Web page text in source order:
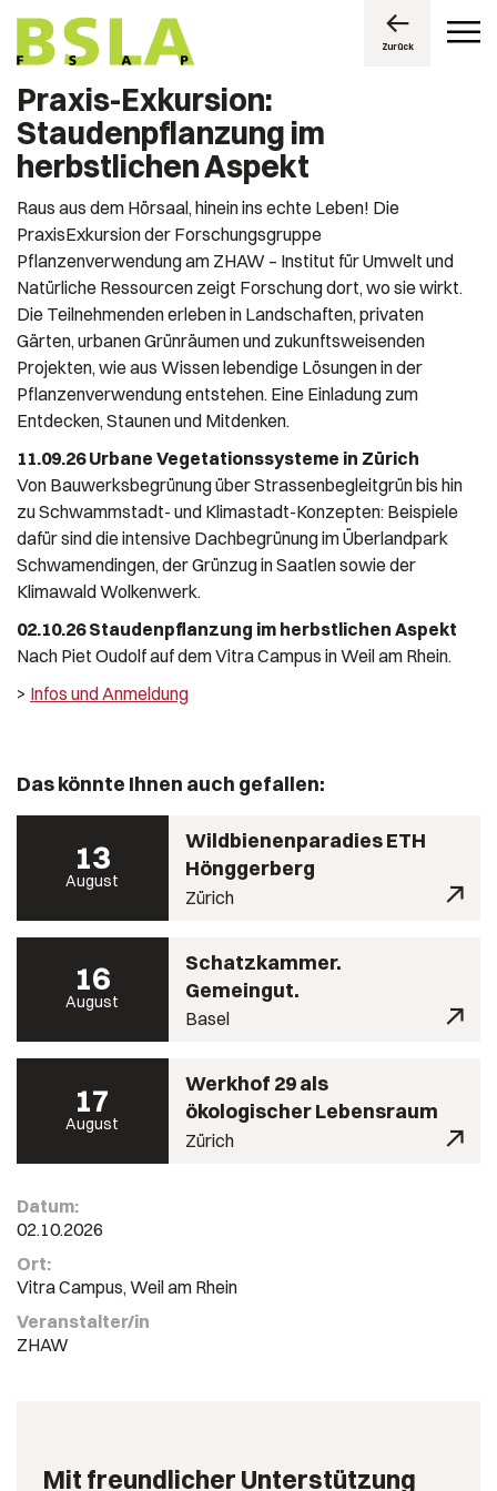
Zurück
Praxis-Exkursion:
Staudenpflanzung im
herbstlichen Aspekt
Raus aus dem Hörsaal, hinein ins echte Leben! Die
PraxisExkursion der Forschungsgruppe
Pflanzenverwendung am ZHAW – Institut für Umwelt und
Natürliche Ressourcen zeigt Forschung dort, wo sie wirkt.
Die Teilnehmenden erleben in Landschaften, privaten
Gärten, urbanen Grünräumen und zukunftsweisenden
Projekten, wie aus Wissen lebendige Lösungen in der
Pflanzenverwendung entstehen. Eine Einladung zum
Entdecken, Staunen und Mitdenken.
11.09.26 Urbane Vegetationssysteme in Zürich
Von Bauwerksbegrünung über Strassenbegleitgrün bis hin
zu Schwammstadt- und Klimastadt-Konzepten: Beispiele
dafür sind die intensive Dachbegrünung im Überlandpark
Schwamendingen, der Grünzug in Saatlen sowie der
Klimawald Wolkenwerk.
02.10.26 Staudenpflanzung im herbstlichen Aspekt
Nach Piet Oudolf auf dem Vitra Campus in Weil am Rhein.
> Infos und Anmeldung
Das könnte Ihnen auch gefallen:
13
August
Wildbienenparadies ETH
Hönggerberg
Zürich
16
August
Schatzkammer.
Gemeingut.
Basel
17
August
Werkhof 29 als
ökologischer Lebensraum
Zürich
Datum:
02.10.2026
Ort:
Vitra Campus, Weil am Rhein
Veranstalter/in
ZHAW
Mit freundlicher Unterstützung